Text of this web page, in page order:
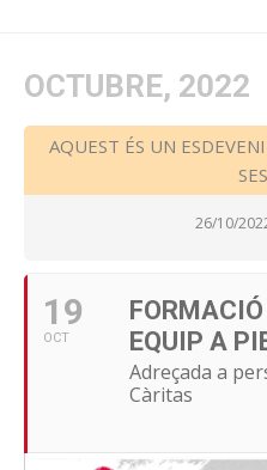
OCTUBRE, 2022
AQUEST ÉS UN
26/10/
19
OCT
EQUIP A
Adreçada a
Càritas